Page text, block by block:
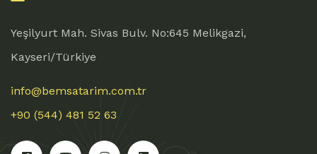
Yeşilyurt Mah. Sivas Bulv. No:645 Melikgazi,
Kayseri/Türkiye
info@bemsatarim.com.tr
+90 (544) 481 52 63